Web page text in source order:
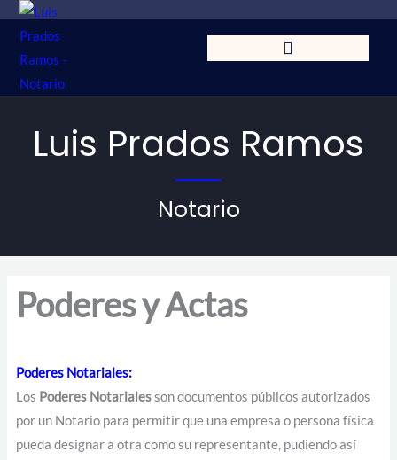
contenido
Luis Prados Ramos
Notario
Poderes y Actas
Poderes Notariales:
Los Poderes Notarialesson documentos públicos autorizados
por un Notario para permitir que una empresa o persona física
pueda designar a otra como su representante, pudiendo así